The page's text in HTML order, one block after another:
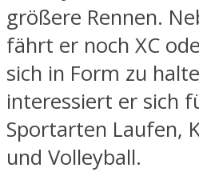
größere Rennen.
fährt er noch XC
sich in Form zu
interessiert er sich
Sportarten Laufen,
und Volleyball.